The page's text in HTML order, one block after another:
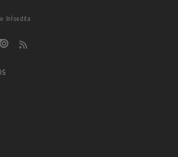
Infoedita